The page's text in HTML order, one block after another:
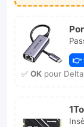
👉
✅ OKpour